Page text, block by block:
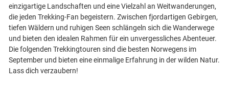
einzigartige Landschaften und eine Vielzahl an Weitwanderungen,
die jeden Trekking-Fan begeistern. Zwischen fjordartigen Gebirgen,
tiefen Wäldern und ruhigen Seen schlängeln sich die Wanderwege
und bieten den idealen Rahmen für ein unvergessliches Abenteuer.
Die folgenden Trekkingtouren sind die besten Norwegens im
September und bieten eine einmalige Erfahrung in der wilden Natur.